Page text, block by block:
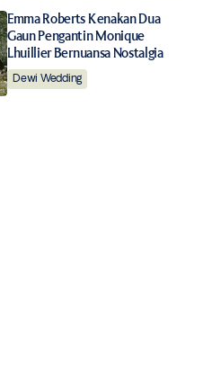
Emma Roberts Kenakan Dua
Gaun Pengantin Monique
Lhuillier Bernuansa Nostalgia
Dewi Wedding